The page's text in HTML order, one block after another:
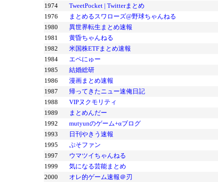
1974
TweetPocket | Twitterまとめ
1976
まとめるスワローズ@野球ちゃんねる
1980
異世界転生まとめ速報
1981
黄昏ちゃんねる
1982
米国株ETFまとめ速報
1984
エペにゅー
1985
結婚総研
1986
漫画まとめ速報
1987
帰ってきたニュー速俺日記
1988
VIPヌクモリティ
1989
まとめんだー
1992
mutyunのゲーム+αブログ
1993
日刊やきう速報
1995
ぷそファン
1997
ウマツイちゃんねる
1999
気になる芸能まとめ
2000
オレ的ゲーム速報＠刃